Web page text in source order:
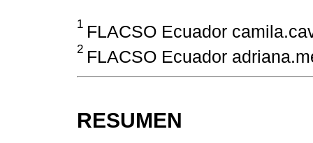
1 FLACSO Ecuador
2 FLACSO Ecuador
RESUMEN